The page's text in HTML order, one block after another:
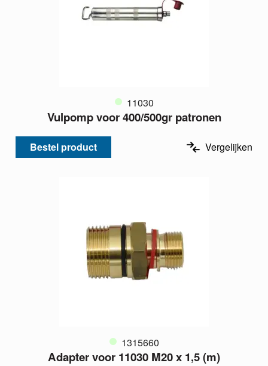
11030
Vulpomp voor 400/500gr patronen
Bestel product Vergelijken
1315660
Adapter voor 11030 M20 x 1,5 (m)